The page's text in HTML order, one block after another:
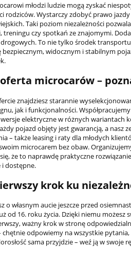
młodzi ludzie mogą zyskać
rodziców. Wystarczy zdobyć prawo
Taki poziom niezależności
treningu czy spotkań ze znajomymi.
To nie tylko środek
bezpiecznym, widocznym i stabilnym
microcarów –
znajdziesz starannie
jak i funkcjonalności.
elektryczne w różnych wariantach
pojazd objęty jest gwarancją, a
– także leasing i raty dla młodych
microcarem bez obaw.
że to naprawdę praktyczne
i dostępne.
krok ku
o własnym aucie jeszcze przed
od 16. roku życia. Dzięki niemu możesz
ważny krok w stronę
chętnie odpowiemy na wszystkie
sama przyjdzie – weź ją w